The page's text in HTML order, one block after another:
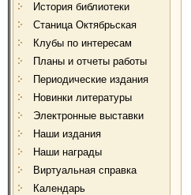
История библиотеки
Станица Октябрьская
Клубы по интересам
Планы и отчеты работы
Периодические издания
Новинки литературы
Электронные выставки
Наши издания
Наши награды
Виртуальная справка
Календарь